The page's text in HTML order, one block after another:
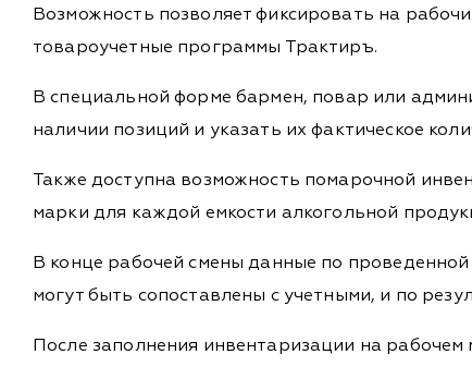
Возможность позволяет фиксировать на
товароучетные программы Трактиръ.
В специальной форме бармен, повар или
наличии позиций и указать их фактическое
Также доступна возможность помарочной
марки для каждой емкости алкогольной
В конце рабочей смены данные по
могут быть сопоставлены с учетными, и по
После заполнения инвентаризации на